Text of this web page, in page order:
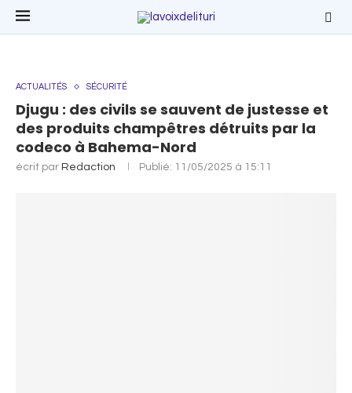
ACTUALITÉS SÉCURITÉ
Djugu : des civils se sauvent de justesse et
des produits champêtres détruits par la
codeco à Bahema-Nord
écrit par Redaction Publié: 11/05/2025 à 15:11